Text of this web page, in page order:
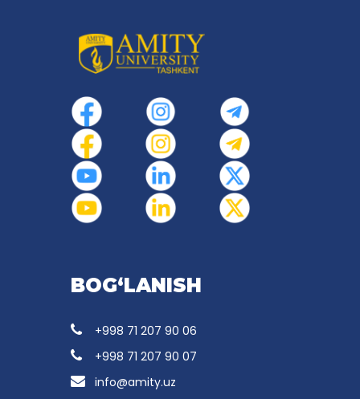
BOG‘LANISH
+998 71 207 90 06
+998 71 207 90 07
info@amity.uz